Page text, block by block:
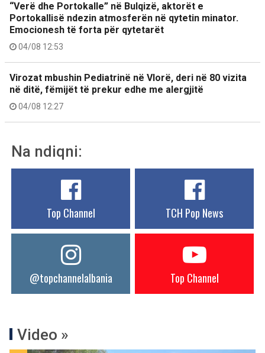
“Verë dhe Portokalle” në Bulqizë, aktorët e
Portokallisë ndezin atmosferën në qytetin minator.
Emocionesh të forta për qytetarët
04/08 12:53
Virozat mbushin Pediatrinë në Vlorë, deri në 80 vizita
në ditë, fëmijët të prekur edhe me alergjitë
04/08 12:27
Na ndiqni:
Top Channel TCH Pop News
@topchannelalbania Top Channel
Video »